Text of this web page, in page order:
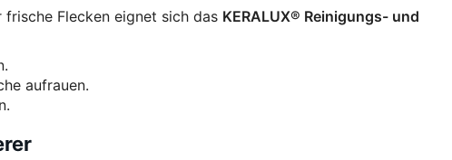
Flecken eignet sich das KERALUX® Reinigungs- und
aufrauen.